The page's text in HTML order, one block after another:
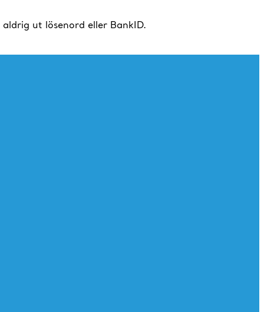
ut lösenord eller BankID.